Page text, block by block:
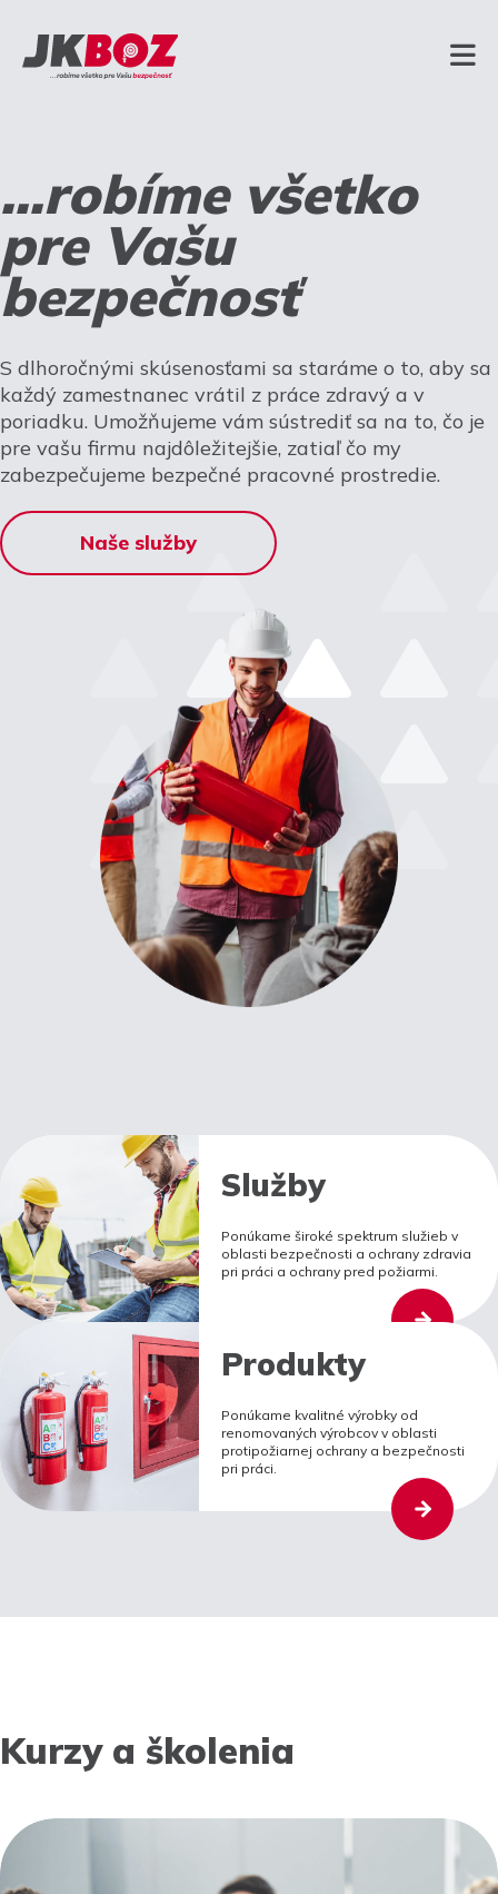
...robíme všetko
pre Vašu
bezpečnosť
S dlhoročnými skúsenosťami sa staráme o to, aby sa
každý zamestnanec vrátil z práce zdravý a v
poriadku. Umožňujeme vám sústrediť sa na to, čo je
pre vašu firmu najdôležitejšie, zatiaľ čo my
zabezpečujeme bezpečné pracovné prostredie.
Naše služby
Služby
Ponúkame široké spektrum služieb v
oblasti bezpečnosti a ochrany zdravia
pri práci a ochrany pred požiarmi.
Produkty
Ponúkame kvalitné výrobky od
renomovaných výrobcov v oblasti
protipožiarnej ochrany a bezpečnosti
pri práci.
Kurzy a školenia